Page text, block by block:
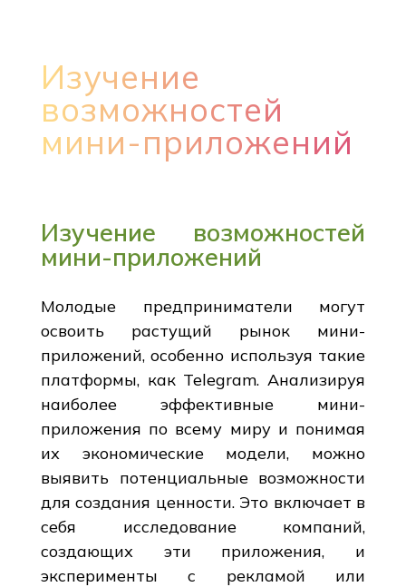
Изучение
возможностей
мини-приложений
Изучение возможностей
мини-приложений
Молодые предприниматели могут
освоить растущий рынок мини-
приложений, особенно используя такие
платформы, как Telegram. Анализируя
наиболее эффективные мини-
приложения по всему миру и понимая
их экономические модели, можно
выявить потенциальные возможности
для создания ценности. Это включает в
себя исследование компаний,
создающих эти приложения, и
эксперименты с рекламой или